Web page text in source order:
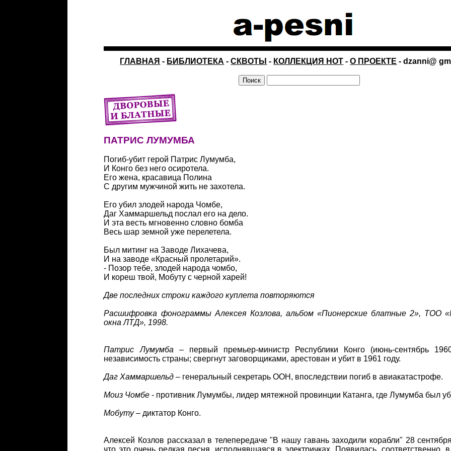
ГЛАВНАЯ - БИБЛИОТЕКА -СКВОТЫ - КОЛЛЕКЦИЯ НОТ -О ПРОЕКТЕ - dzanni@
ПАТРИС ЛУМУМБА
Погиб-убит герой Патрис Лумумба,
И Конго без него осиротела.
Его жена, красавица Полина
С другим мужчиной жить не захотела.
Его убил злодей народа Чомбе,
Даг Хаммаршельд послал его на дело.
И эта весть мгновенно словно бомба
Весь шар земной уже перелетела.
Был митинг на Заводе Лихачева,
И на заводе «Красный пролетарий».
- Позор тебе, злодей народа чомбо,
И кореш твой, Мобуту с черной харей!
Две последних строки каждого куплета повторяются
Расшифровка фонограммы Алексея Козлова, альбом «Пионерские блатные 2», ТОО
окна ЛТД», 1998.
Патрис Лумумба – первый премьер-министр Республики Конго (июнь-сентябрь
независимость страны; свергнут заговорщиками, арестован и убит в 1961 году.
Даг Хаммаршельд– генеральный секретарь ООН, впоследствии погиб в авиакатастрофе.
Моиз Чомбе - противник Лумумбы, лидер мятежной провинции Катанга, где Лумумба был
Мобуту– диктатор Конго.
Алексей Козлов рассказал в телепередаче "В нашу гавань заходили корабли" 28
что это очень редкая песня, исполнявшаяся в электричках. Появилась, соответственно, в